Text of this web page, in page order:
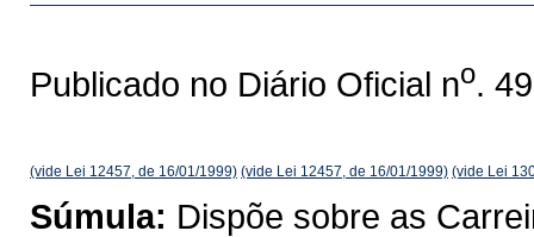
Publicado no Diário Oficial no.
(vide Lei 12457, de 16/01/1999) (vide Lei 12457, de 16/01/1999) (vide Lei
Súmula: Dispõe sobre as